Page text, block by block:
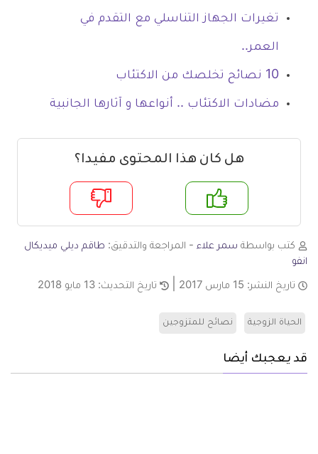
تغيرات الجهاز التناسلي مع التقدم في
العمر..
10 نصائح تخلصك من الاكتئاب
مضادات الاكتئاب .. أنواعها و آثارها الجانبية
هل كان هذا المحتوى مفيدا؟
لا
كتب بواسطة سمر علاء - المراجعة والتدقيق: طاقم ديلي ميديكال
انفو
تاريخ النشر: 15 مارس 2017 تاريخ التحديث: 13 مايو 2018
الحياة الزوجية نصائح للمتزوجين
قد يعجبك أيضا